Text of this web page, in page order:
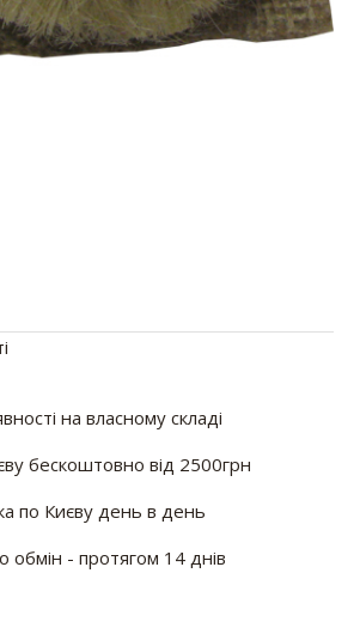
на власному складі
бескоштовно від 2500грн
по Києву день в день
обмін - протягом 14 днів